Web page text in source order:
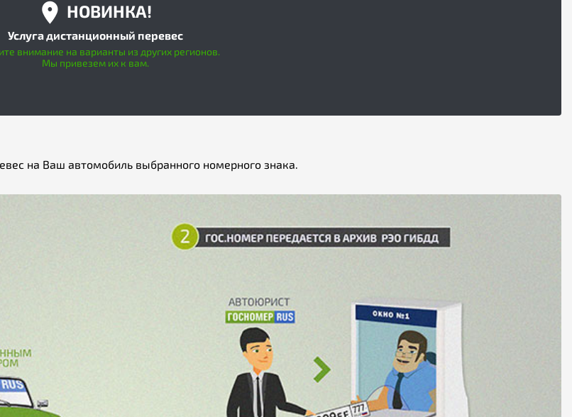
НОВИНКА!
Услуга дистанционный перевес
внимание на варианты из других регионов.
Мы привезем их к вам.
на Ваш автомобиль выбранного номерного знака.